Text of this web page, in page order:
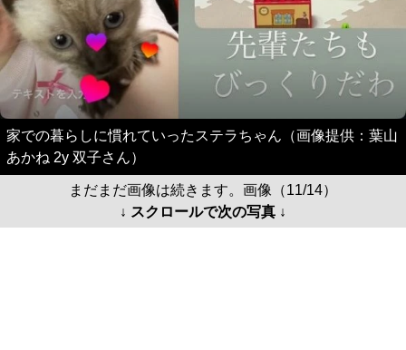
家での暮らしに慣れていったステラちゃん（画像提供：葉山
あかね 2y 双子さん）
まだまだ画像は続きます。画像（11/14）
↓ スクロールで次の写真 ↓